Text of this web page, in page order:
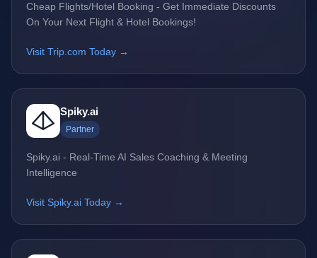
Cheap Flights/Hotel Booking - Get Immediate Discounts
On Your Next Flight & Hotel Bookings!
Visit Trip.com Today →
Spiky.ai
Partner
Spiky.ai - Real-Time AI Sales Coaching & Meeting
Intelligence
Visit Spiky.ai Today →